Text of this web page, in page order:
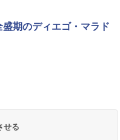
期のディエゴ・マラド
せる